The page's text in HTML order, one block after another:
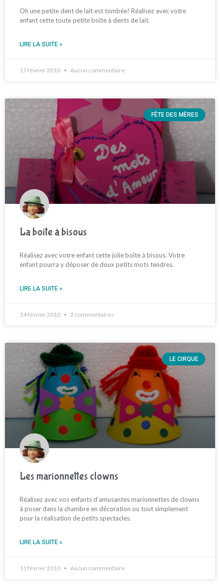
Oh une petite dent de lait est tombée! Réalisez avec votre
enfant cette toute petite boîte à dents de lait.
LIRE LA SUITE »
17 février 2010 Aucun commentaire
FÊTE DES MÈRES
La boite à bisous
Réalisez avec votre enfant cette jolie boîte à bisous. Votre
enfant pourra y déposer de doux petits mots tendres.
LIRE LA SUITE »
14 février 2010 2 commentaires
LE CIRQUE
Les marionnettes clowns
Réalisez avec vos enfants d’amusantes marionnettes de clowns
à poser dans la chambre en décoration ou tout simplement
pour la réalisation de petits spectacles.
LIRE LA SUITE »
11 février 2010 Aucun commentaire